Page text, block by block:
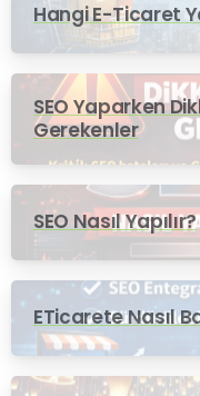
Hangi E-Ticaret
SEO Yaparken
Gerekenler
SEO Nasıl Yapılır?
ETicarete Nasıl